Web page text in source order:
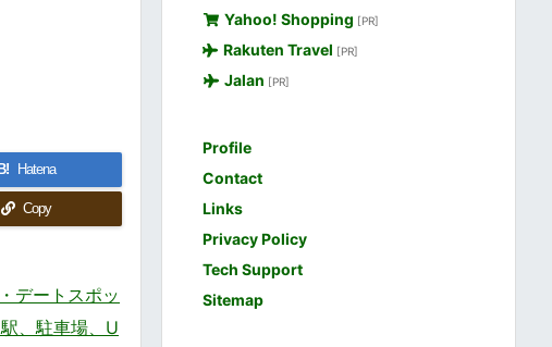
Hatena
Copy
デートスポッ
、駐車場、U
Yahoo! Shopping [PR]
Rakuten Travel [PR]
Jalan [PR]
Profile
Contact
Links
Privacy Policy
Tech Support
Sitemap